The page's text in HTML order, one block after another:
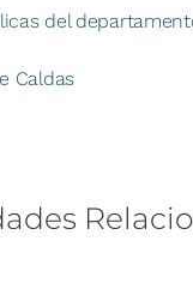
del
Caldas